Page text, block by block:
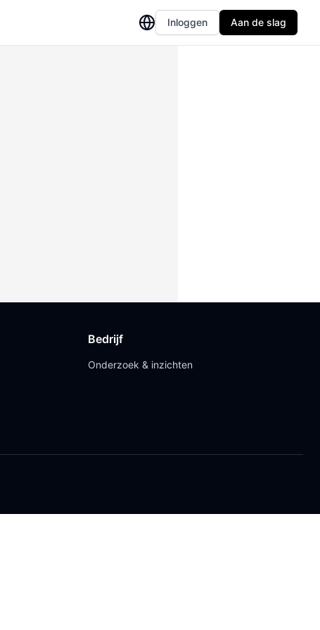
Inloggen Aan de slag
Bedrijf
Onderzoek & inzichten